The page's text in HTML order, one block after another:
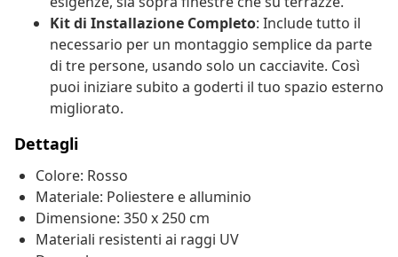
Kit di Installazione Completo: Include tutto il
necessario per un montaggio semplice da parte
di tre persone, usando solo un cacciavite. Così
puoi iniziare subito a goderti il tuo spazio esterno
migliorato.
Dettagli
Colore: Rosso
Materiale: Poliestere e alluminio
Dimensione: 350 x 250 cm
Materiali resistenti ai raggi UV